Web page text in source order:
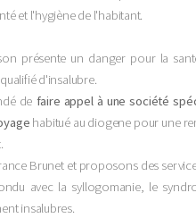
et l'hygiène de l'habitant.
présente un danger pour la
d'insalubre.
de faire appel à une société
habitué au diogene pour une
Brunet et proposons des
avec la syllogomanie, le
insalubres.